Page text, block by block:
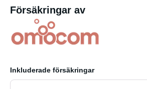
Försäkringar av
Inkluderade försäkringar